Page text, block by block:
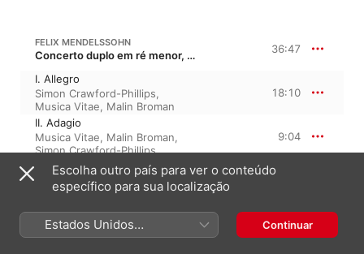
FELIX MENDELSSOHN
Concerto duplo em ré menor, MWV O 4, MWV D 4 36:47
I. Allegro
Simon Crawford-Phillips,
Musica Vitae, Malin Broman
18:10
II. Adagio
Musica Vitae, Malin Broman,
Simon Crawford-Phillips
9:04
III. Allegro molto
Simon Crawford-Phillips,
Musica Vitae,Malin Broman
FANNY MENDELSSOHN
Dämmrung senkte sich von oben, H-U 392
Escolha outro país para ver o conteúdo
específico para sua localização
Estados Unidos
(Português Brasil)
Continuar